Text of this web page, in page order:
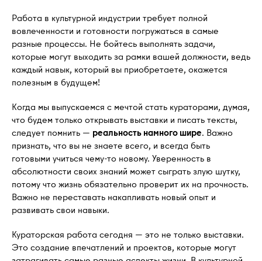
Работа в культурной индустрии требует полной
вовлеченности и готовности погружаться в самые
разные процессы. Не бойтесь выполнять задачи,
которые могут выходить за рамки вашей должности, ведь
каждый навык, который вы приобретаете, окажется
полезным в будущем!
Когда мы выпускаемся с мечтой стать кураторами, думая,
что будем только открывать выставки и писать тексты,
следует помнить — реальность намного шире. Важно
признать, что вы не знаете всего, и всегда быть
готовыми учиться чему-то новому. Уверенность в
абсолютности своих знаний может сыграть злую шутку,
потому что жизнь обязательно проверит их на прочность.
Важно не переставать накапливать новый опыт и
развивать свои навыки.
Кураторская работа сегодня — это не только выставки.
Это создание впечатлений и проектов, которые могут